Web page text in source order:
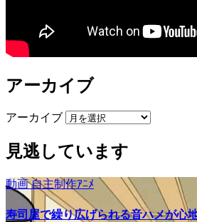
アーカイブ
アーカイブ
見逃しています
動画自主制作ｱﾆﾒ
寿司屋で繰り広げられる音ハメが心